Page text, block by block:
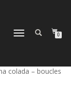
DÉPLIER
0
colada – boucles